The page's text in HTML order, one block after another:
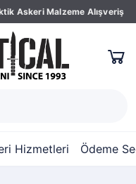
Askeri Malzeme Alışveriş
Hizmetleri Ödeme